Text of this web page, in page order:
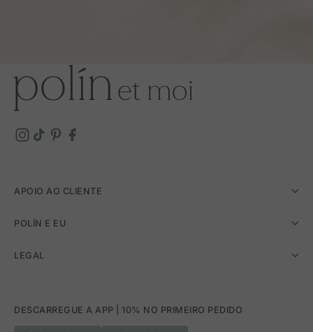
peças que realmente vais usar, e que vão durar.
Perguntas frequentes
Quando começa o Black Friday em saias de mulher?
Que tipos de saias estão em promoção?
Sim. São peças selecionadas pela sua qualidade e estilo
APOIO AO CLIENTE
POLÍN E EU
LEGAL
DESCARREGUE A APP | 10% NO PRIMEIRO PEDIDO